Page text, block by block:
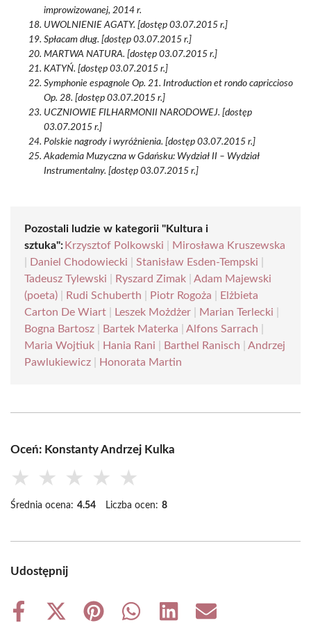
improwizowanej, 2014 r.
UWOLNIENIE AGATY. [dostęp 03.07.2015 r.]
Spłacam dług. [dostęp 03.07.2015 r.]
MARTWA NATURA. [dostęp 03.07.2015 r.]
KATYŃ. [dostęp 03.07.2015 r.]
Symphonie espagnole Op. 21. Introduction et rondo capriccioso
Op. 28. [dostęp 03.07.2015 r.]
UCZNIOWIE FILHARMONII NARODOWEJ. [dostęp
03.07.2015 r.]
Polskie nagrody i wyróżnienia. [dostęp 03.07.2015 r.]
Akademia Muzyczna w Gdańsku: Wydział II – Wydział
Instrumentalny. [dostęp 03.07.2015 r.]
Pozostali ludzie w kategorii "Kultura i
sztuka": Krzysztof Polkowski
Mirosława Kruszewska
Daniel Chodowiecki Stanisław Esden-Tempski
Tadeusz Tylewski
Ryszard Zimak
Adam Majewski
(poeta)
Rudi Schuberth Piotr Rogoża
Elżbieta
Carton De Wiart
Leszek Możdżer Marian Terlecki
Bogna Bartosz
Bartek Materka Alfons Sarrach
Maria Wojtiuk
Hania Rani Barthel Ranisch
Andrzej
Pawlukiewicz
Honorata Martin
Oceń: Konstanty Andrzej Kulka
★ ★ ★ ★ ★
Średnia ocena: 4.54 Liczba ocen: 8
Udostępnij
Share
Share
Share
Share
Share
Share